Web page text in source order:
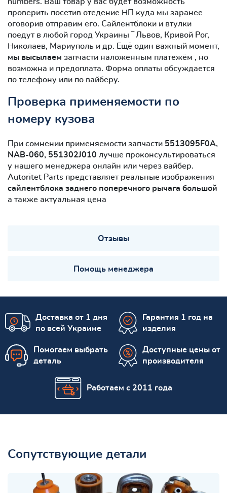
проверить посетив отедение НП куда мы заранее
оговорив отправим его. Сайлентблоки и втулки
поедут в любой город Украины ‾ Львов, Кривой Рог,
Николаев, Мариуполь и др. Ещё один важный момент,
мы высылаем запчасти наложенным платежём , но
возможна и предоплата. Форма оплаты обсуждается
по телефону или по вайберу.
Проверка применяемости по
номеру кузова
При сомнении применяемости запчасти 5513095F0A,
NAB-060, 551302J010 лучше проконсультироваться
у нашего менеджера онлайн или через вайбер.
Autoritet Parts представляет реальные изображения
сайлентблокa заднего поперечного рычага большой
а также актуальная цена
Отзывы
Помощь менеджера
Доставка от 1 дня
по всей Украине
Гарантия 1 год на
изделия
Помогаем выбрать
деталь
Доступные цены от
производителя
Работаем с 2011 года
Сопутствующие детали